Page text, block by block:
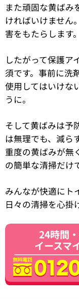
また頑固な黄ばみ
ければいけません
害をもたらします。
したがって保護ア
須です。事前に洗
使用してはいけな
うに。
そして黄ばみは予
は無理でも、減ら
重度の黄ばみが無
の簡単な清掃だけ
みんなが快適にト
日々の清掃を心掛
24時間
イースマ